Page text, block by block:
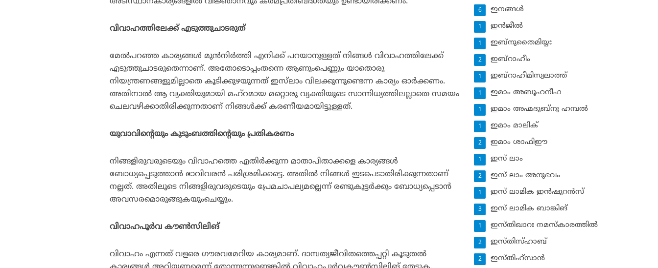
വിവാഹത്തിലേക്ക് എടുത്തുചാടരുത്
മേല്‍പറഞ്ഞ കാര്യങ്ങള്‍ മുന്‍നിര്‍ത്തി എനിക്ക് പറയാനുള്ളത് നിങ്ങള്‍ വിവാഹത്തിലേക്ക്
എടുത്തുചാടരുതെന്നാണ്. അതോടൊപ്പംതന്നെ ആണുംപെണ്ണും യാതൊരു
നിയന്ത്രണങ്ങളുമില്ലാതെ കൂടിക്കുഴയുന്നത് ഇസ്‌ലാം വിലക്കുന്നുണ്ടെന്ന കാര്യം ഓര്‍ക്കണം.
അതിനാല്‍ ആ വ്യക്തിയുമായി മഹ്‌റമായ മറ്റൊരു വ്യക്തിയുടെ സാന്നിധ്യത്തിലല്ലാതെ സമയം
ചെലവഴിക്കാതിരിക്കുന്നതാണ് നിങ്ങള്‍ക്ക് കരണീയമായിട്ടുള്ളത്.
യുവാവിന്റെയും കുടുംബത്തിന്റെയും പ്രതികരണം
നിങ്ങളിരുവരുടെയും വിവാഹത്തെ എതിര്‍ക്കുന്ന മാതാപിതാക്കളെ കാര്യങ്ങള്‍
ബോധ്യപ്പെടുത്താന്‍ ഭാവിവരന്‍ പരിശ്രമിക്കട്ടെ. അതില്‍ നിങ്ങള്‍ ഇടപെടാതിരിക്കുന്നതാണ്
നല്ലത്. അതിലൂടെ നിങ്ങളിരുവരുടെയും പ്രേമചാപല്യമല്ലെന്ന് രണ്ടുകൂട്ടര്‍ക്കും ബോധ്യപ്പെടാന്‍
അവസരമൊരുങ്ങുകയുംചെയ്യും.
വിവാഹപൂര്‍വ കൗണ്‍സിലിങ്
വിവാഹം എന്നത് വളരെ ഗൗരവമേറിയ കാര്യമാണ്. ദാമ്പത്യജീവിതത്തെപ്പറ്റി കൂടുതല്‍
ഇനങ്ങള്‍
6
ഇന്‍ജീല്‍
1
ഇബ്‌നുതൈമിയ്യഃ
1
ഇബ്‌റാഹീം
2
ഇബ്‌റാഹീമിസ്വലാത്ത്
1
ഇമാം അബൂഹനീഫ
1
ഇമാം അഹ്മദുബ്‌നു ഹമ്പല്‍
1
ഇമാം മാലിക്
1
ഇമാം ശാഫിഈ
2
ഇസ് ലാം
1
ഇസ് ലാം അനുഭവം
2
ഇസ് ലാമിക ഇന്‍ഷുറന്‍സ്‌
1
ഇസ് ലാമിക ബാങ്കിങ്‌
3
ഇസ്തിഖാറഃ നമസ്‌കാരത്തില്‍
1
ഇസ്തിസ്ഹാബ്
2
ഇസ്തിഹ്‌സാന്‍
2